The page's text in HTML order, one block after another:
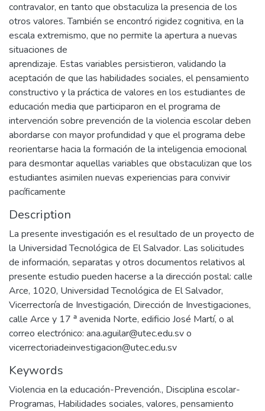
contravalor, en tanto que obstaculiza la presencia de los
otros valores. También se encontró rigidez cognitiva, en la
escala extremismo, que no permite la apertura a nuevas
situaciones de
aprendizaje. Estas variables persistieron, validando la
aceptación de que las habilidades sociales, el pensamiento
constructivo y la práctica de valores en los estudiantes de
educación media que participaron en el programa de
intervención sobre prevención de la violencia escolar deben
abordarse con mayor profundidad y que el programa debe
reorientarse hacia la formación de la inteligencia emocional
para desmontar aquellas variables que obstaculizan que los
estudiantes asimilen nuevas experiencias para convivir
pacíficamente
Description
La presente investigación es el resultado de un proyecto de
la Universidad Tecnológica de El Salvador. Las solicitudes
de información, separatas y otros documentos relativos al
presente estudio pueden hacerse a la dirección postal: calle
Arce, 1020, Universidad Tecnológica de El Salvador,
Vicerrectoría de Investigación, Dirección de Investigaciones,
calle Arce y 17 ᵃ avenida Norte, edificio José Martí, o al
correo electrónico: ana.aguilar@utec.edu.sv o
vicerrectoriadeinvestigacion@utec.edu.sv
Keywords
Violencia en la educación-Prevención., Disciplina escolar-
Programas, Habilidades sociales, valores, pensamiento